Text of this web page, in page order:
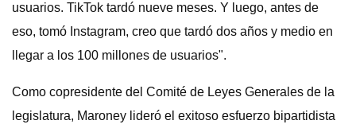
usuarios. TikTok tardó nueve meses. Y luego, antes de
eso, tomó Instagram, creo que tardó dos años y medio en
llegar a los 100 millones de usuarios".
Como copresidente del Comité de Leyes Generales de la
legislatura, Maroney lideró el exitoso esfuerzo bipartidista